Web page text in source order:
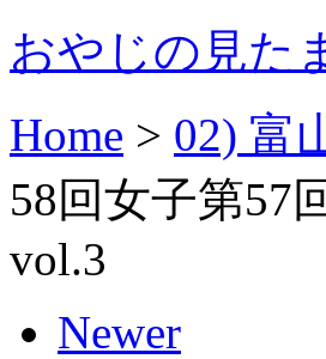
おやじの見た
Home > 02) 富
58回女子第57
vol.3
Newer